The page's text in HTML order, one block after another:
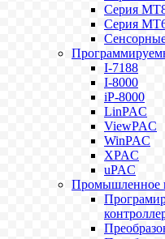
Серия
Серия
I-7188
I-8000
iP-8000
LinPAC
ViewPAC
WinPAC
XPAC
uPAC
Промышленное